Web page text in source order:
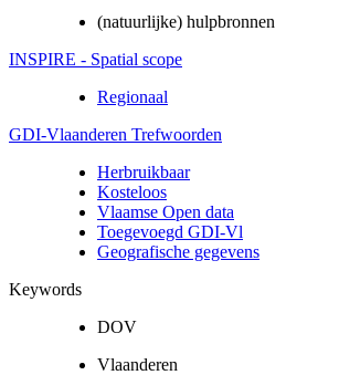
(natuurlijke) hulpbronnen
INSPIRE - Spatial scope
Regionaal
GDI-Vlaanderen Trefwoorden
Herbruikbaar
Kosteloos
Vlaamse Open data
Toegevoegd GDI-Vl
Geografische gegevens
Keywords
DOV
Vlaanderen